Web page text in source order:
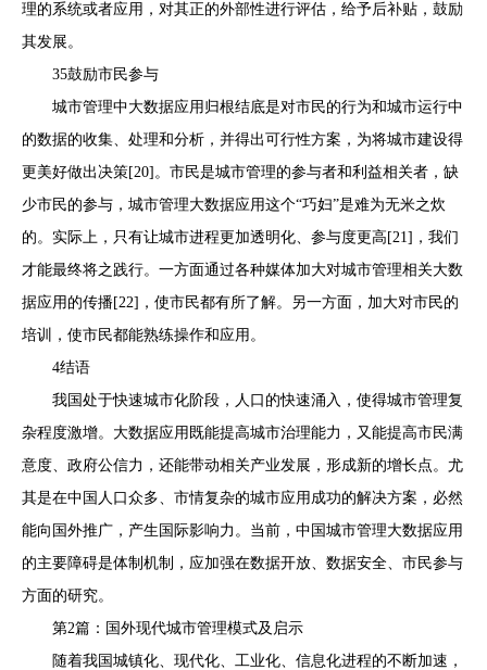
理的系统或者应用，对其正的外部性进行评估，给予后补贴，鼓励
其发展。
35鼓励市民参与
城市管理中大数据应用归根结底是对市民的行为和城市运行中
的数据的收集、处理和分析，并得出可行性方案，为将城市建设得
更美好做出决策[20]。市民是城市管理的参与者和利益相关者，缺
少市民的参与，城市管理大数据应用这个“巧妇”是难为无米之炊
的。实际上，只有让城市进程更加透明化、参与度更高[21]，我们
才能最终将之践行。一方面通过各种媒体加大对城市管理相关大数
据应用的传播[22]，使市民都有所了解。另一方面，加大对市民的
培训，使市民都能熟练操作和应用。
4结语
我国处于快速城市化阶段，人口的快速涌入，使得城市管理复
杂程度激增。大数据应用既能提高城市治理能力，又能提高市民满
意度、政府公信力，还能带动相关产业发展，形成新的增长点。尤
其是在中国人口众多、市情复杂的城市应用成功的解决方案，必然
能向国外推广，产生国际影响力。当前，中国城市管理大数据应用
的主要障碍是体制机制，应加强在数据开放、数据安全、市民参与
方面的研究。
第2篇：国外现代城市管理模式及启示
随着我国城镇化、现代化、工业化、信息化进程的不断加速，